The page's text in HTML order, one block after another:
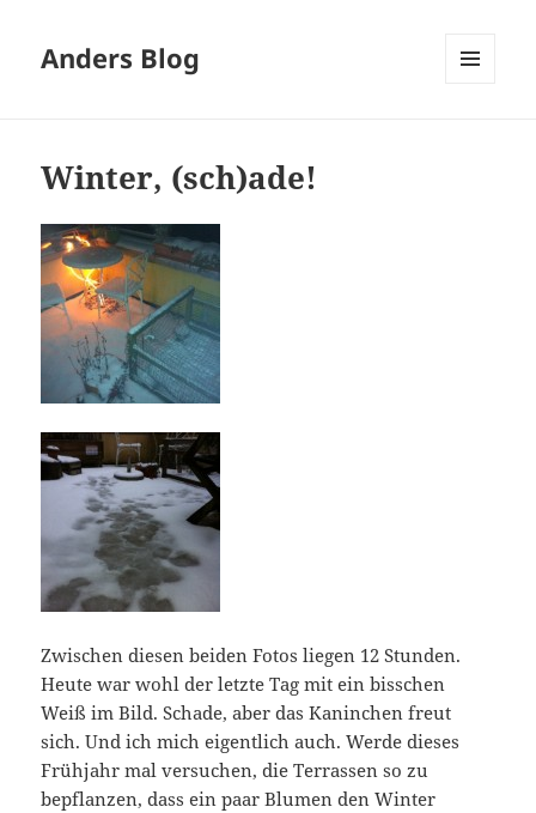
Anders Blog
Winter, (sch)ade!
Zwischen diesen beiden Fotos liegen 12 Stunden.
Heute war wohl der letzte Tag mit ein bisschen
Weiß im Bild. Schade, aber das Kaninchen freut
sich. Und ich mich eigentlich auch. Werde dieses
Frühjahr mal versuchen, die Terrassen so zu
bepflanzen, dass ein paar Blumen den Winter